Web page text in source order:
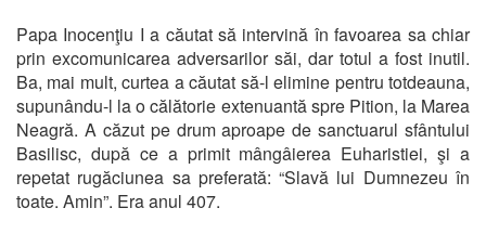
Papa Inocenţiu I a căutat să intervină în favoarea sa chiar
prin excomunicarea adversarilor săi, dar totul a fost inutil.
Ba, mai mult, curtea a căutat să-l elimine pentru totdeauna,
supunându-l la o călătorie extenuantă spre Pition, la Marea
Neagră. A căzut pe drum aproape de sanctuarul sfântului
Basilisc, după ce a primit mângâierea Euharistiei, şi a
repetat rugăciunea sa preferată: “Slavă lui Dumnezeu în
toate. Amin”. Era anul 407.